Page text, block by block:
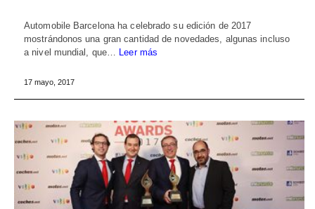
Automobile Barcelona ha celebrado su edición de 2017
mostrándonos una gran cantidad de novedades, algunas incluso
a nivel mundial, que… Leer más
17 mayo, 2017